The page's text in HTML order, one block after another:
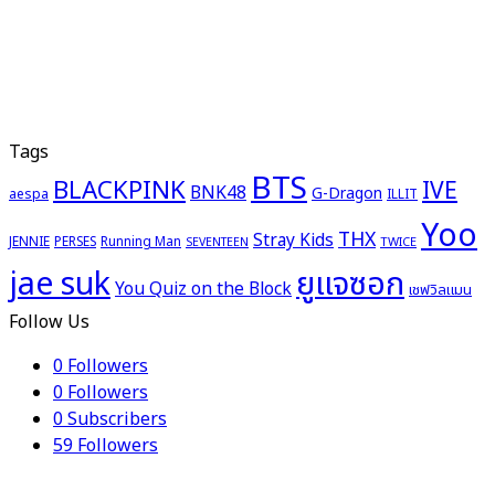
Tags
aespa BLACKPINKBNK48BTSG-Dragon ILLIT IVE
JENNIE PERSES Running Man SEVENTEEN Stray KidsTHX TWICE Yoo
jae sukYou Quiz on the Blockยูแจซอก เชฟวิลแมน
Follow Us
0Followers
0Followers
0Subscribers
59Followers